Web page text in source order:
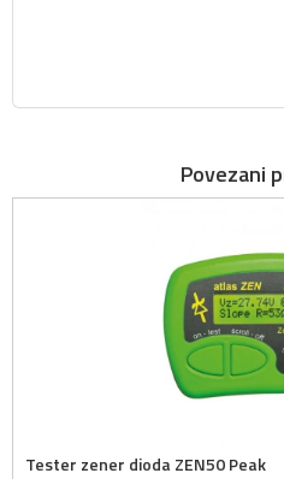
Povezani
Tester zener dioda ZEN50 Peak